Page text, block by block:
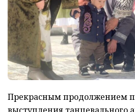
Прекрасным продолжением